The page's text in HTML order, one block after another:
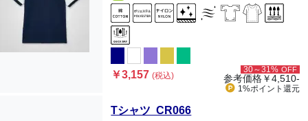
￥3,157(税込)
30～31% OFF
参考価格￥4,510-
1%ポイント 還元
Tシャツ CR066